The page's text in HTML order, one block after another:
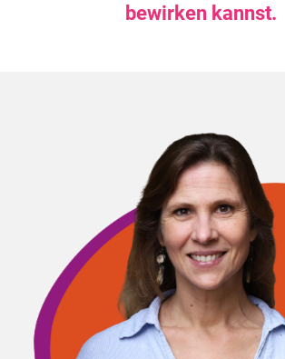
bewirken kannst.